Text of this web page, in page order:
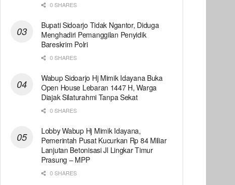
0 SHARES
Bupati Sidoarjo Tidak Ngantor, Diduga
Menghadiri Pemanggilan Penyidik
Bareskrim Polri
0 SHARES
Wabup Sidoarjo Hj Mimik Idayana Buka
Open House Lebaran 1447 H, Warga
Diajak Silaturahmi Tanpa Sekat
0 SHARES
Lobby Wabup Hj Mimik Idayana,
Pemerintah Pusat Kucurkan Rp 84 Miliar
Lanjutan Betonisasi Jl Lingkar Timur
Prasung – MPP
0 SHARES